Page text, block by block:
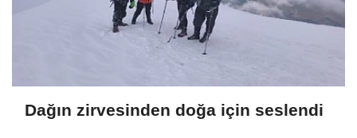
Dağın zirvesinden doğa için seslendi